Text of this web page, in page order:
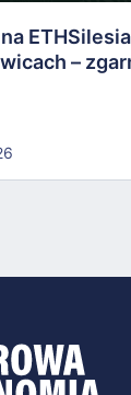
ETHSilesia
–